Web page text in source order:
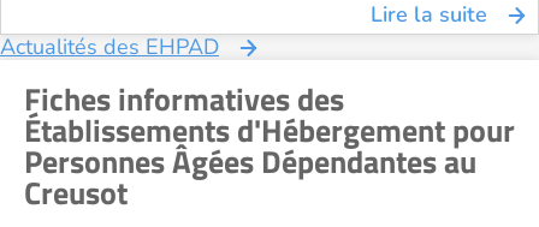
Lire la suite
Actualités des EHPAD
Fiches informatives des
Établissements d'Hébergement pour
Personnes Âgées Dépendantes au
Creusot